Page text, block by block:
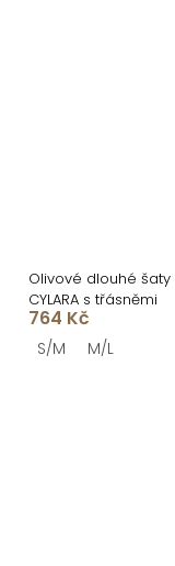
Olivové dlouhé šaty
CYLARA s třásněmi
764 Kč
S/M M/L